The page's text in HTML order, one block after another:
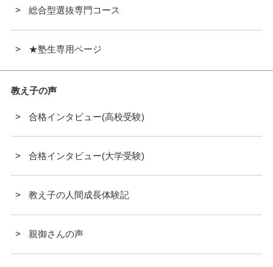
総合型選抜専門コース
★塾生専用ページ
教え子の声
合格インタビュー(高校受験)
合格インタビュー(大学受験)
教え子の人間成長体験記
親御さんの声